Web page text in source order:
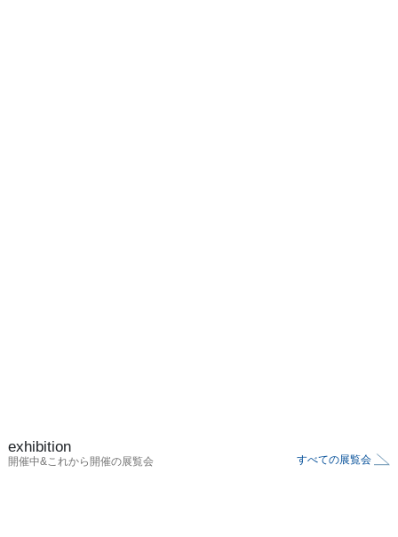
exhibition
開催中&これから開催の展覧会 すべての展覧会